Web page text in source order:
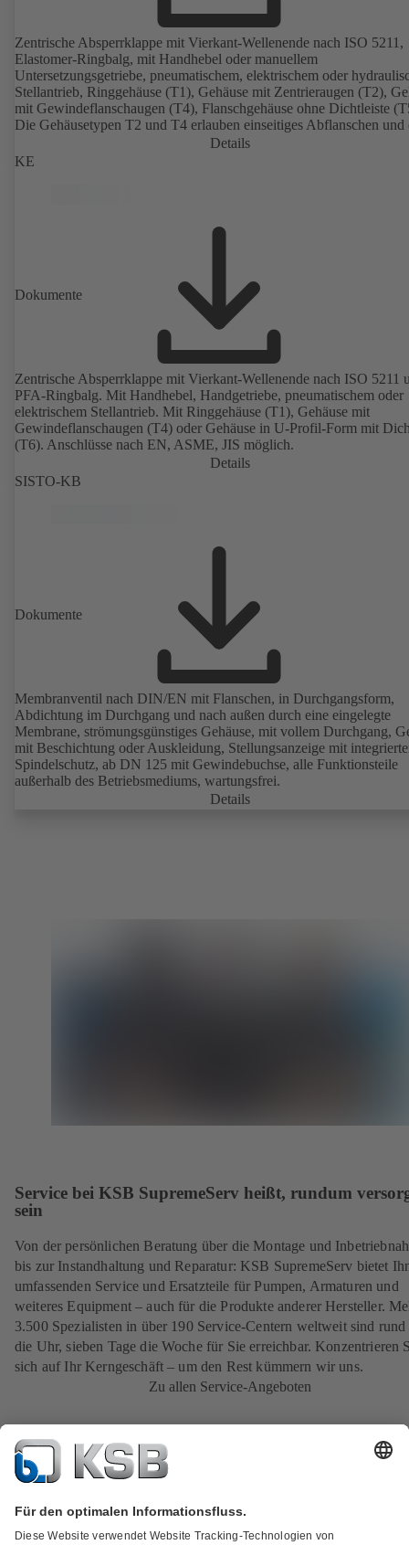
Zentrische Absperrklappe mit Vierkant-Wellenende nach ISO 5211,
Elastomer-Ringbalg, mit Handhebel oder manuellem
Untersetzungsgetriebe, pneumatischem, elektrischem oder
Stellantrieb, Ringgehäuse (T1), Gehäuse mit Zentrieraugen (T2),
mit Gewindeflanschaugen (T4), Flanschgehäuse ohne Dichtleiste
Die Gehäusetypen T2 und T4 erlauben einseitiges Abflanschen und
Einbau als Endarmatur mit Gegenflansch. Anschlüsse nach EN,
JIS.
Details
KE
Dokumente
Zentrische Absperrklappe mit Vierkant-Wellenende nach ISO 5211
PFA-Ringbalg. Mit Handhebel, Handgetriebe, pneumatischem oder
elektrischem Stellantrieb. Mit Ringgehäuse (T1), Gehäuse mit
Gewindeflanschaugen (T4) oder Gehäuse in U-Profil-Form mit
(T6). Anschlüsse nach EN, ASME, JIS möglich.
Details
SISTO-KB
Dokumente
Membranventil nach DIN/EN mit Flanschen, in Durchgangsform,
Abdichtung im Durchgang und nach außen durch eine eingelegte
Membrane, strömungsgünstiges Gehäuse, mit vollem Durchgang,
mit Beschichtung oder Auskleidung, Stellungsanzeige mit
Spindelschutz, ab DN 125 mit Gewindebuchse, alle Funktionsteile
außerhalb des Betriebsmediums, wartungsfrei.
Details
Service bei KSB SupremeServ heißt, rundum
sein
Von der persönlichen Beratung über die Montage und
bis zur Instandhaltung und Reparatur: KSB SupremeServ bietet
umfassenden Service und Ersatzteile für Pumpen, Armaturen und
weiteres Equipment – auch für die Produkte anderer Hersteller.
3.500 Spezialisten in über 190 Service-Centern weltweit sind rund
die Uhr, sieben Tage die Woche für Sie erreichbar. Konzentrieren
sich auf Ihr Kerngeschäft – um den Rest kümmern wir uns.
Zu allen Service-Angeboten